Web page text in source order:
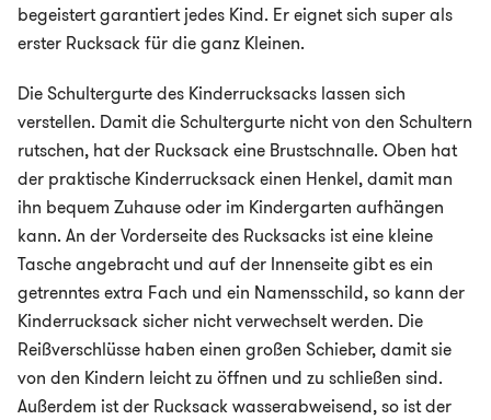
begeistert garantiert jedes Kind. Er eignet sich super als
erster Rucksack für die ganz Kleinen.
Die Schultergurte des Kinderrucksacks lassen sich
verstellen. Damit die Schultergurte nicht von den Schultern
rutschen, hat der Rucksack eine Brustschnalle. Oben hat
der praktische Kinderrucksack einen Henkel, damit man
ihn bequem Zuhause oder im Kindergarten aufhängen
kann. An der Vorderseite des Rucksacks ist eine kleine
Tasche angebracht und auf der Innenseite gibt es ein
getrenntes extra Fach und ein Namensschild, so kann der
Kinderrucksack sicher nicht verwechselt werden. Die
Reißverschlüsse haben einen großen Schieber, damit sie
von den Kindern leicht zu öffnen und zu schließen sind.
Außerdem ist der Rucksack wasserabweisend, so ist der